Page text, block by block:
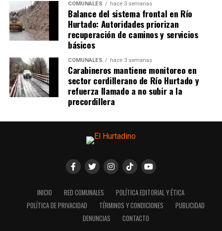
COMUNALES hace 3 semanas
Balance del sistema frontal en Río
Hurtado: Autoridades priorizan
recuperación de caminos y servicios
básicos
COMUNALES hace 3 semanas
Carabineros mantiene monitoreo en
sector cordillerano de Río Hurtado y
refuerza llamado a no subir a la
precordillera
INICIO RED COMUNALES
POLÍTICA EDITORIAL Y ÉTICA
POLÍTICA DE PRIVACIDAD
TÉRMINOS Y CONDICIONES
PUBLICIDAD
DENUNCIAS
CONTACTO